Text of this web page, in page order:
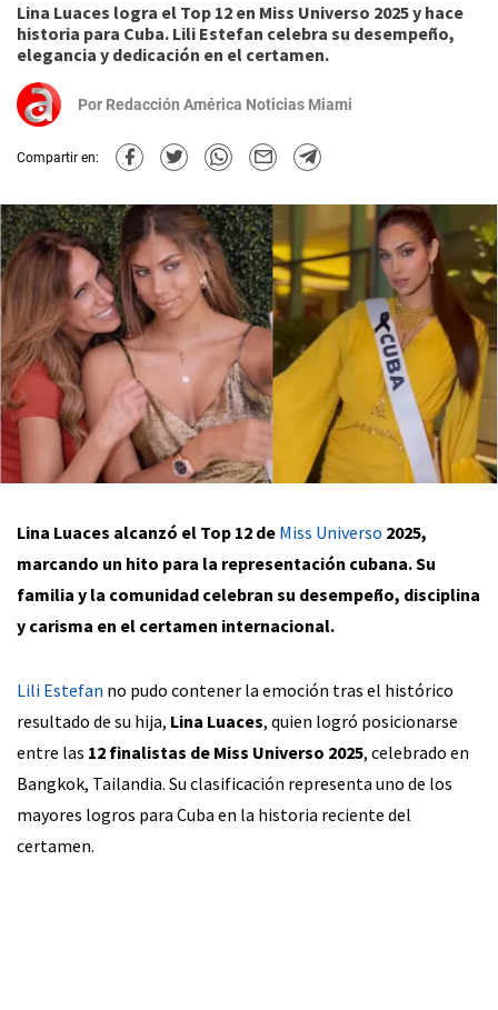
Lina Luaces logra el Top 12 en Miss Universo 2025 y hace
historia para Cuba. Lili Estefan celebra su desempeño,
elegancia y dedicación en el certamen.
Por Redacción América Noticias Miami
Compartir en:
Lina Luaces alcanzó el Top 12 de Miss Universo 2025,
marcando un hito para la representación cubana. Su
familia y la comunidad celebran su desempeño, disciplina
y carisma en el certamen internacional.
Lili Estefan no pudo contener la emoción tras el histórico
resultado de su hija, Lina Luaces, quien logró posicionarse
entre las 12 finalistas de Miss Universo 2025, celebrado en
Bangkok, Tailandia. Su clasificación representa uno de los
mayores logros para Cuba en la historia reciente del
certamen.